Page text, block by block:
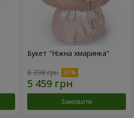
Букет "Ніжна хмаринка"
8 398 грн
Замовити